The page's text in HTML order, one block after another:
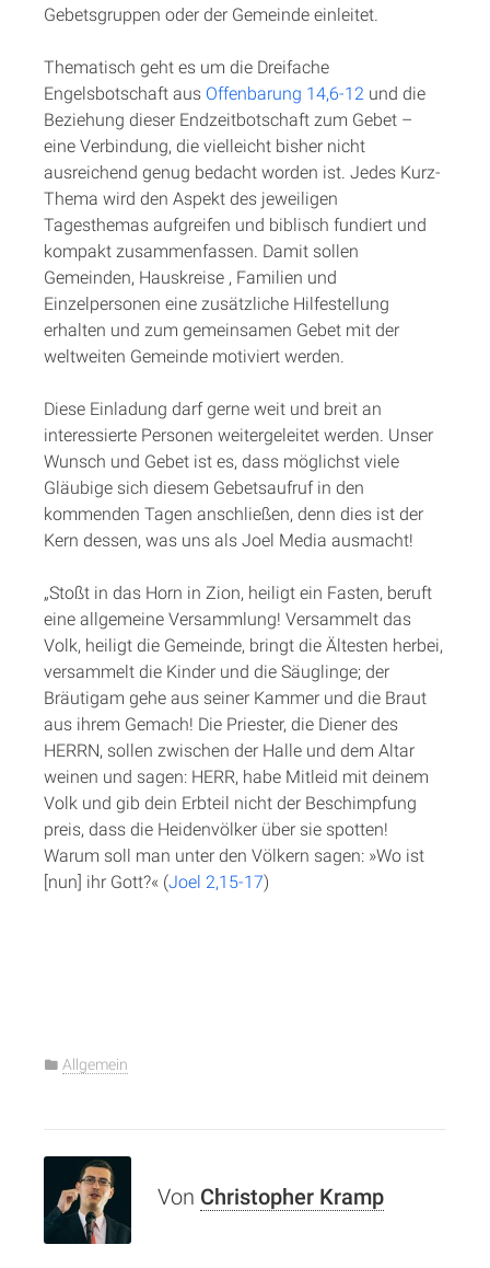
Gebetsgruppen oder der Gemeinde einleitet.
Thematisch geht es um die Dreifache
Engelsbotschaft aus Offenbarung 14,6-12 und die
Beziehung dieser Endzeitbotschaft zum Gebet –
eine Verbindung, die vielleicht bisher nicht
ausreichend genug bedacht worden ist. Jedes Kurz-
Thema wird den Aspekt des jeweiligen
Tagesthemas aufgreifen und biblisch fundiert und
kompakt zusammenfassen. Damit sollen
Gemeinden, Hauskreise , Familien und
Einzelpersonen eine zusätzliche Hilfestellung
erhalten und zum gemeinsamen Gebet mit der
weltweiten Gemeinde motiviert werden.
Diese Einladung darf gerne weit und breit an
interessierte Personen weitergeleitet werden. Unser
Wunsch und Gebet ist es, dass möglichst viele
Gläubige sich diesem Gebetsaufruf in den
kommenden Tagen anschließen, denn dies ist der
Kern dessen, was uns als Joel Media ausmacht!
„Stoßt in das Horn in Zion, heiligt ein Fasten, beruft
eine allgemeine Versammlung! Versammelt das
Volk, heiligt die Gemeinde, bringt die Ältesten herbei,
versammelt die Kinder und die Säuglinge; der
Bräutigam gehe aus seiner Kammer und die Braut
aus ihrem Gemach! Die Priester, die Diener des
HERRN, sollen zwischen der Halle und dem Altar
weinen und sagen: HERR, habe Mitleid mit deinem
Volk und gib dein Erbteil nicht der Beschimpfung
preis, dass die Heidenvölker über sie spotten!
Warum soll man unter den Völkern sagen: »Wo ist
[nun] ihr Gott?« (Joel 2,15-17)
Allgemein
Von Christopher Kramp